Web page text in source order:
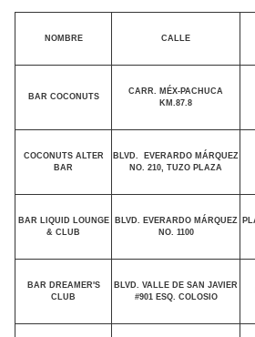
NOMBRE CALLE
BAR COCONUTS
CARR. MÉX-PACHUCA
KM.87.8
COCONUTS ALTER
BAR
BLVD.
EVERARDO MÁRQUEZ
NO. 210, TUZO PLAZA
BAR LIQUID LOUNGE
& CLUB
BLVD. EVERARDO MÁRQUEZ
NO. 1100
BAR DREAMER'S
CLUB
BLVD. VALLE DE SAN JAVIER
#901 ESQ. COLOSIO